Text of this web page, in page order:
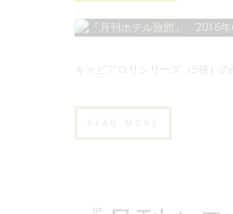
キャビアロリシリーズ（5種）の